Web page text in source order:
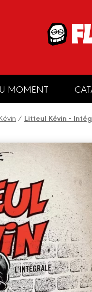
MOMENT
/ Litteul Kévin -